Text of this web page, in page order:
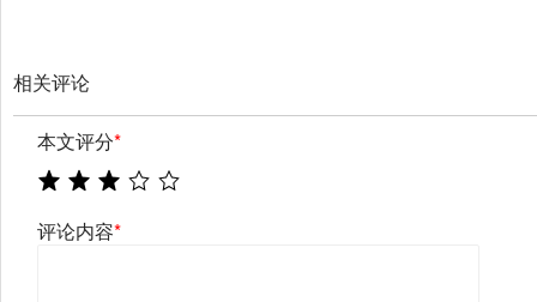
相关评论
本文评分*
评论内容*